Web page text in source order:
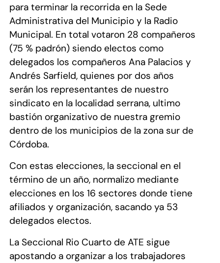
para terminar la recorrida en la Sede
Administrativa del Municipio y la Radio
Municipal. En total votaron 28 compañeros
(75 % padrón) siendo electos como
delegados los compañeros Ana Palacios y
Andrés Sarfield, quienes por dos años
serán los representantes de nuestro
sindicato en la localidad serrana, ultimo
bastión organizativo de nuestra gremio
dentro de los municipios de la zona sur de
Córdoba.
Con estas elecciones, la seccional en el
término de un año, normalizo mediante
elecciones en los 16 sectores donde tiene
afiliados y organización, sacando ya 53
delegados electos.
La Seccional Rio Cuarto de ATE sigue
apostando a organizar a los trabajadores